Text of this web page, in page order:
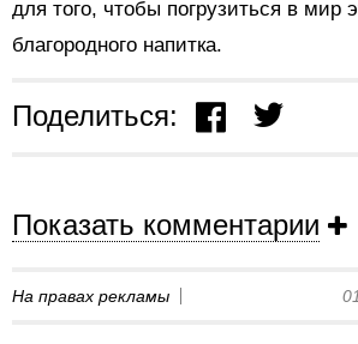
для того, чтобы погрузиться в мир
благородного напитка.
Поделиться:
Показать комментарии
На правах рекламы